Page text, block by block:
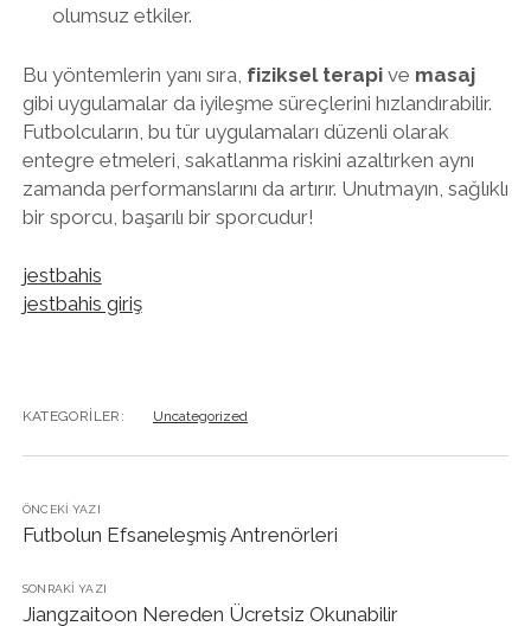
olumsuz etkiler.
Bu yöntemlerin yanı sıra, fiziksel terapive masaj
gibi uygulamalar da iyileşme süreçlerini hızlandırabilir.
Futbolcuların, bu tür uygulamaları düzenli olarak
entegre etmeleri, sakatlanma riskini azaltırken aynı
zamanda performanslarını da artırır. Unutmayın, sağlıklı
bir sporcu, başarılı bir sporcudur!
jestbahis
jestbahis giriş
KATEGORILER: Uncategorized
ÖNCEKI YAZI
Futbolun Efsaneleşmiş Antrenörleri
SONRAKI YAZI
Jiangzaitoon Nereden Ücretsiz Okunabilir